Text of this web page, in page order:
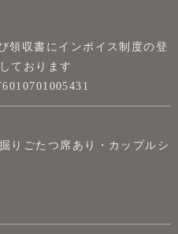
領収書にインボイス制度の登
ております
りごたつ席あり・カップルシ